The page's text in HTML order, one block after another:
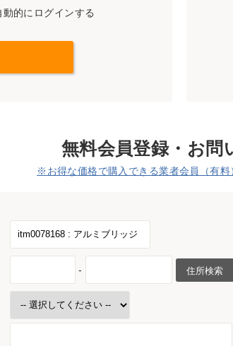
的にログインする
無料会員登録・お問
※お得な価格で購入できる業者会員（有料
- 住所検索